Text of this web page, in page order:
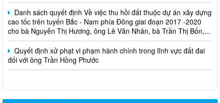
Danh sách quyết định Về việc thu hồi đất thuộc dự án xây dựng
cao tốc trên tuyến Bắc - Nam phía Đông giai đoạn 2017 -2020
cho bà Nguyễn Thị Hương, ông Lê Văn Nhân, bà Trần Thị Bốn,...
Quyết định xử phạt vi phạm hành chính trong lĩnh vực đất đai
đối với ông Trần Hồng Phước